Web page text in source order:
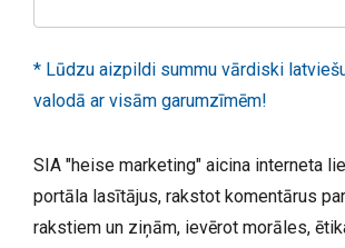
* Lūdzu aizpildi summu vārdiski
valodā ar visām garumzīmēm!
SIA "heise marketing" aicina interneta
portāla lasītājus, rakstot komentārus
rakstiem un ziņām, ievērot morāles,